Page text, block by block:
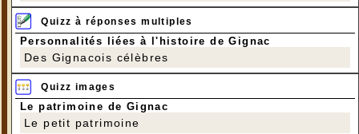
Quizz à réponses multiples
Personnalités liées à l'histoire de Gignac
Des Gignacois célèbres
Quizz images
Le patrimoine de Gignac
Le petit patrimoine